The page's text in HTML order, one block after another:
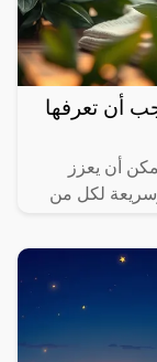
صحية يجب أن تعرفها
أن يعزز
لكل من